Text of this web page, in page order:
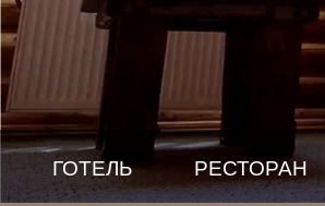
ГОТЕЛЬ РЕСТОРАН